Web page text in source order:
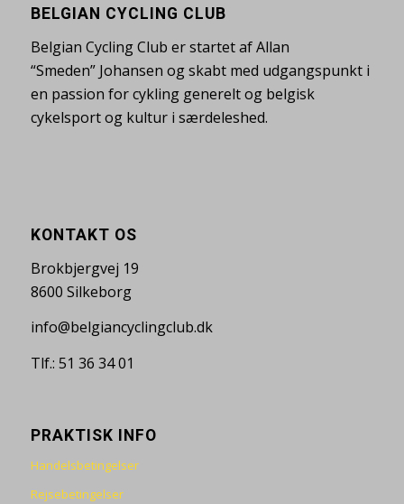
BELGIAN CYCLING CLUB
Belgian Cycling Club er startet af Allan
“Smeden” Johansen og skabt med udgangspunkt i
en passion for cykling generelt og belgisk
cykelsport og kultur i særdeleshed.
KONTAKT OS
Brokbjergvej 19
8600 Silkeborg
info@belgiancyclingclub.dk
Tlf.: 51 36 34 01
PRAKTISK INFO
Handelsbetingelser
Rejsebetingelser